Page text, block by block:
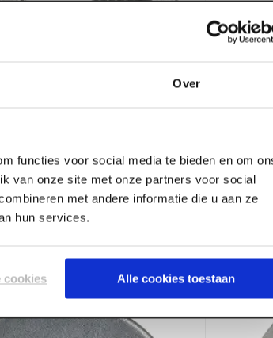
Over
functies voor social media te bieden en om
van onze site met onze partners voor social
met andere informatie die u aan ze
hun services.
cookies Alle cookies toestaan
zeskantmoer M12 verzinkt
prijzen
FIS
mm
Log in